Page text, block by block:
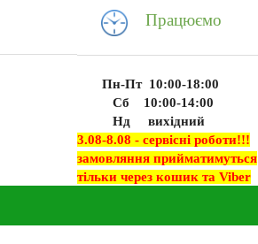
Працюємо
Пн-Пт 10:00-18:00
Сб 10:00-14:00
Нд вихідний
3.08-8.08 - сервісні роботи!!!
замовляння прийматимуться
тільки через кошик та Viber